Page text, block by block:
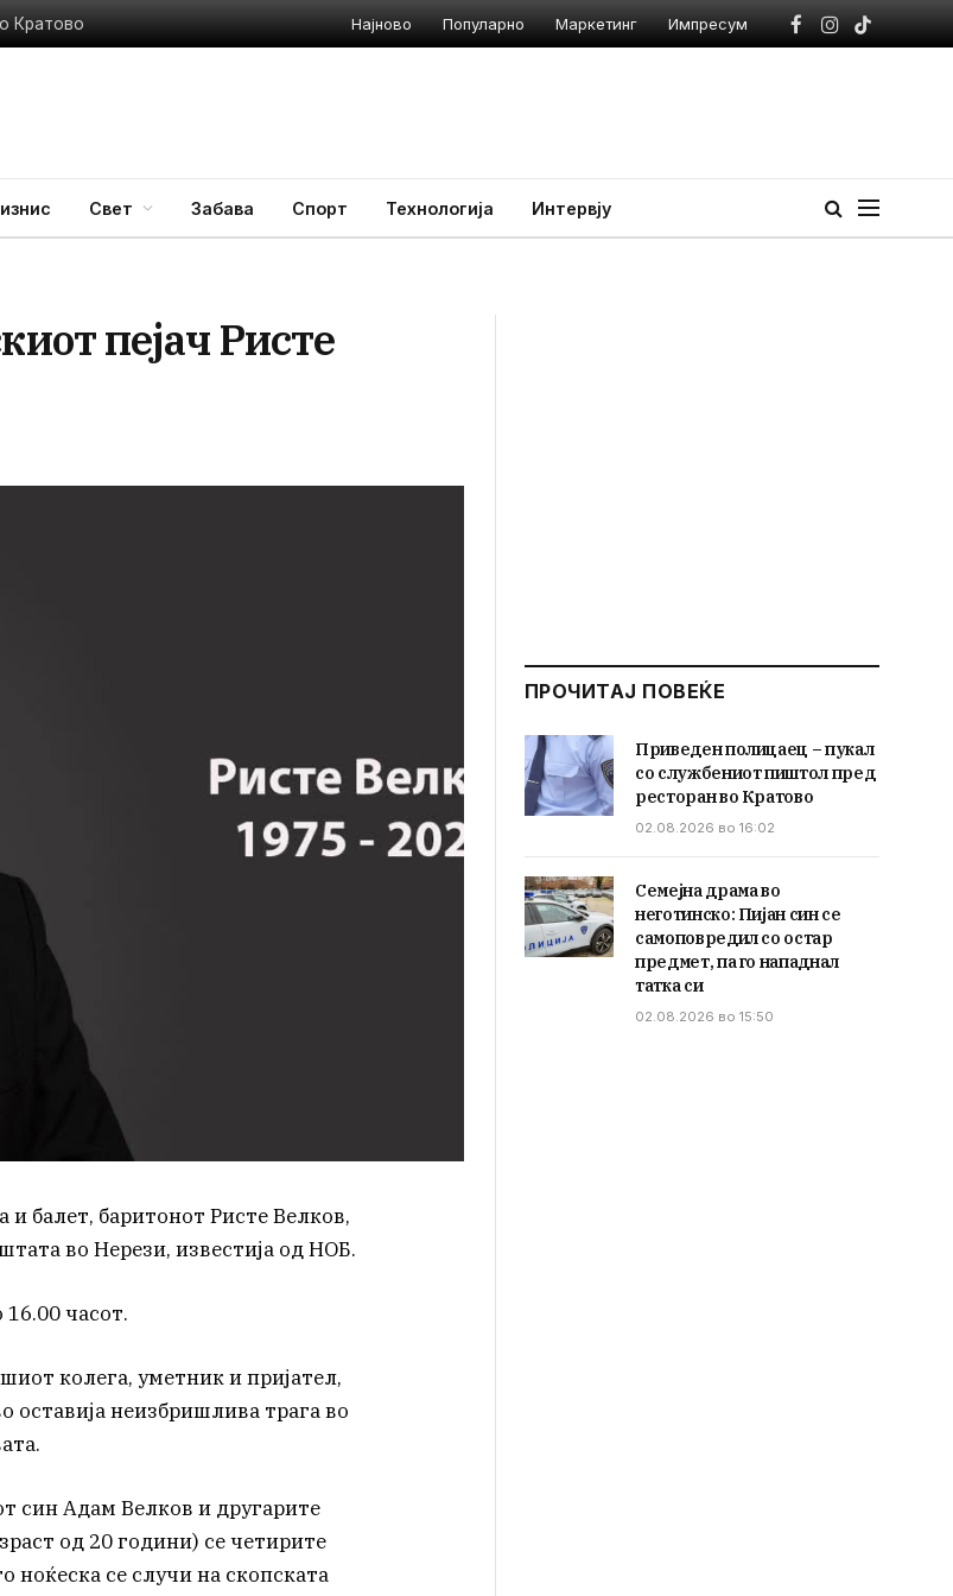
Кратово Најново Популарно Маркетинг Импресум
Facebook
Instagram
TikTok
Свет Забава Спорт Технологија Интервју
пејач Ристе
балет, баритонот Ристе Велков,
во Нерези, известија од НОБ.
часот.
колега, уметник и пријател,
оставија неизбришлива трага во
син Адам Велков и другарите
од 20 години) се четирите
ноќеска се случи на скопската
ПРОЧИТАЈ ПОВЕЌЕ
Приведен полицаец – пукал
со службениот пиштол пред
ресторан во Кратово
02.08.2026 во 16:02
Семејна драма во
неготинско: Пијан син се
самоповредил со остар
предмет, па го нападнал
татка си
02.08.2026 во 15:50